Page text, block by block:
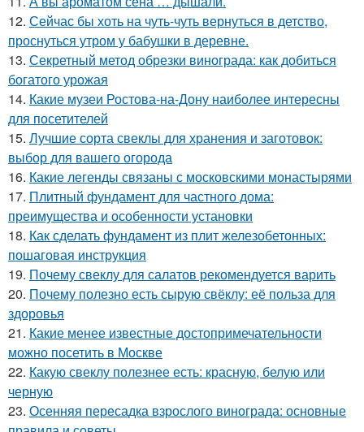
12. Сейчас бы хоть на чуть-чуть вернуться в детство,
проснуться утром у бабушки в деревне.
13. Секретный метод обрезки винограда: как добиться
богатого урожая
14. Какие музеи Ростова-на-Дону наиболее интересны
для посетителей
15. Лучшие сорта свеклы для хранения и заготовок:
выбор для вашего огорода
16. Какие легенды связаны с московскими монастырями
17. Плитный фундамент для частного дома:
преимущества и особенности установки
18. Как сделать фундамент из плит железобетонных:
пошаговая инструкция
19. Почему свеклу для салатов рекомендуется варить
20. Почему полезно есть сырую свёклу: её польза для
здоровья
21. Какие менее известные достопримечательности
можно посетить в Москве
22. Какую свеклу полезнее есть: красную, белую или
черную
23. Осенняя пересадка взрослого винограда: основные